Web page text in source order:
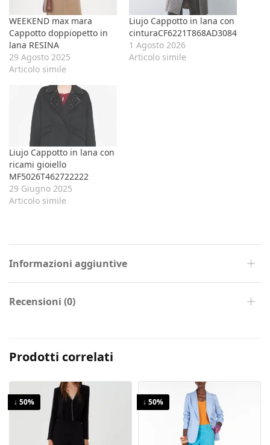
WEEKEND max mara
Cappotto doppiopetto in
lana RESINA
29 Agosto 2025
Articolo simile
Liujo Cappotto in lana con
cinturaCF6221T868AD3084
1 Agosto 2026
Articolo simile
Liujo Cappotto in lana con
ricami gioiello
MF5026T462722222
29 Giugno 2025
Articolo simile
Informazioni aggiuntive
Recensioni (0)
Prodotti correlati
↓ 50% ↓ 50%